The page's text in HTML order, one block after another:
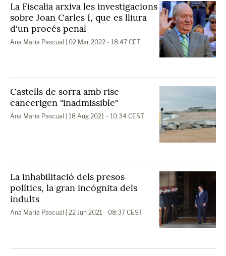
La Fiscalia arxiva les investigacions
sobre Joan Carles I, que es lliura
d'un procés penal
Ana María Pascual | 02 Mar 2022 - 18:47 CET
Castells de sorra amb risc
cancerigen "inadmissible"
Ana María Pascual | 18 Aug 2021 - 10:34 CEST
La inhabilitació dels presos
polítics, la gran incògnita dels
indults
Ana María Pascual | 22 Jun 2021 - 08:37 CEST